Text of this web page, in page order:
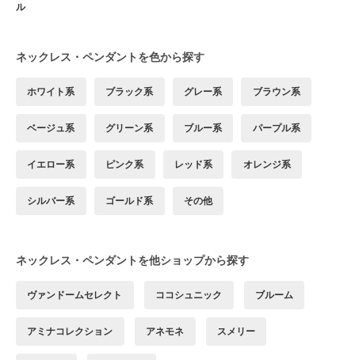
ル
ネックレス・ペンダントを色から探す
ホワイト系 ブラック系 グレー系 ブラウン系
ベージュ系 グリーン系 ブルー系 パープル系
イエロー系 ピンク系 レッド系 オレンジ系
シルバー系 ゴールド系 その他
ネックレス・ペンダントを他ショップから探す
ヴァンドームセレクト ココシュニック ブルーム
アミナコレクション アネモネ スメリー